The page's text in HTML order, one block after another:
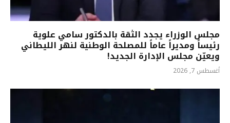
مجلس الوزراء يجدد الثقة بالدكتور سامي علوية
رئيساً ومديراً عاماً للمصلحة الوطنية لنهر الليطاني
ويعيّن مجلس الإدارة الجديد!
أغسطس 7, 2026